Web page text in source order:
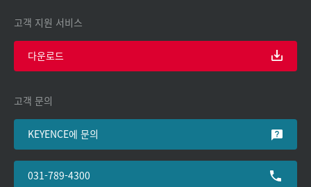
고객 지원 서비스
다운로드
고객 문의
KEYENCE에 문의
031-789-4300